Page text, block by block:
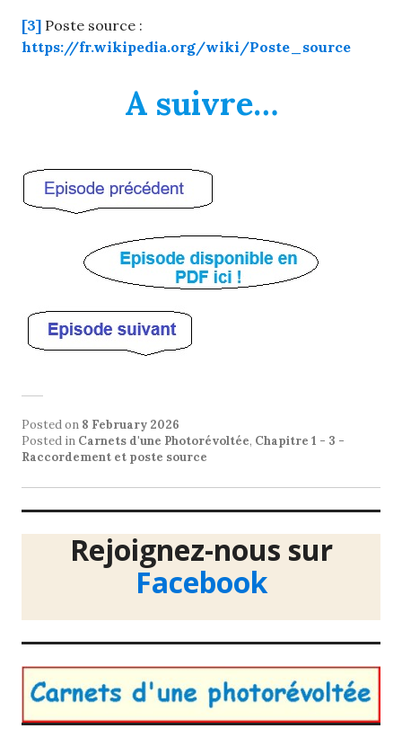
[3] Poste source :
https://fr.wikipedia.org/wiki/Poste_source
A suivre…
Posted on 8 February 2026
Posted in Carnets d'une Photorévoltée, Chapitre 1 - 3 -
Raccordement et poste source
Rejoignez-nous sur
Facebook